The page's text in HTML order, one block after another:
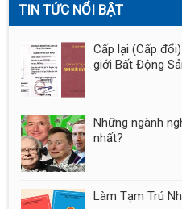
TIN TỨC NỔI BẬT
Cấp lại (Cấp
giới Bất Động
Những ngành
nhất?
Làm Tạm Trú